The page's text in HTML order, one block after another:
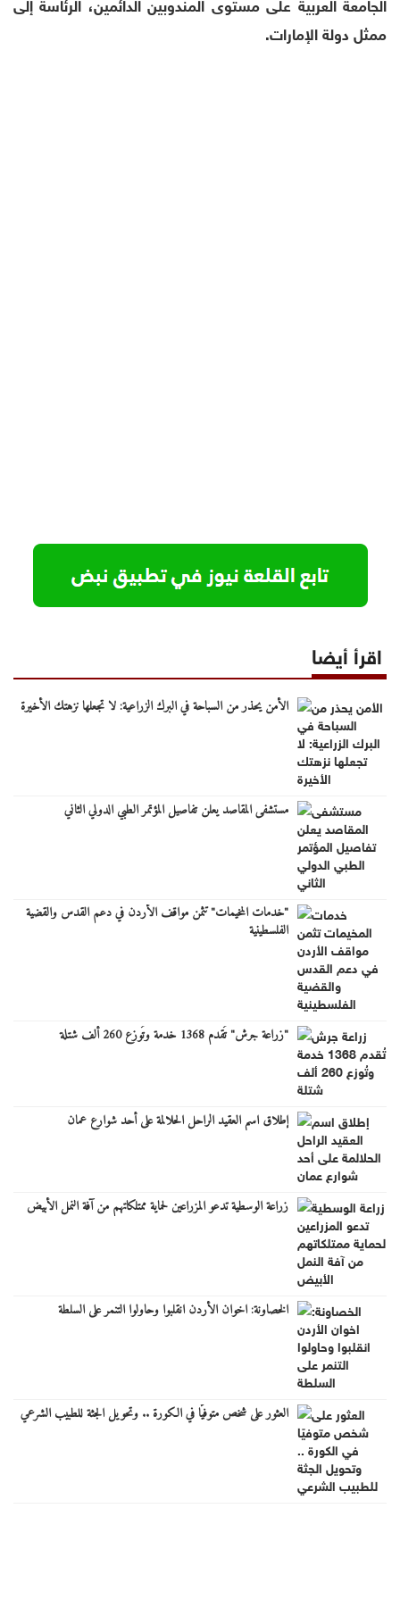
ممثل دولة الإمارات.
اقرأ أيضا
الأمن يحذر من السباحة في البرك الزراعية: لا تجعلها نزهتك الأخيرة
مستشفى المقاصد يعلن تفاصيل المؤتمر الطبي الدولي الثاني
"خدمات المخيمات" تثمن مواقف الأردن في دعم القدس والقضية
الفلسطينية
"زراعة جرش" تُقدم 1368 خدمة وتُوزع 260 ألف شتلة
إطلاق اسم العقيد الراحل الحلالمة على أحد شوارع عمان
زراعة الوسطية تدعو المزراعين لحماية ممتلكاتهم من آفة النمل الأبيض
الخصاونة: اخوان الأردن انقلبوا وحاولوا التنمر على السلطة
العثور على شخص متوفيًا في الكورة .. وتحويل الجثة للطبيب الشرعي